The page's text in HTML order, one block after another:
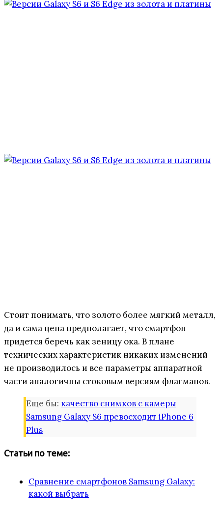
Стоит понимать, что золото более мягкий металл,
да и сама цена предполагает, что смартфон
придется беречь как зеницу ока. В плане
технических характеристик никаких изменений
не производилось и все параметры аппаратной
части аналогичны стоковым версиям флагманов.
Еще бы: качество снимков с камеры
Samsung Galaxy S6 превосходит iPhone 6
Plus
Статьи по теме:
Сравнение смартфонов Samsung Galaxy:
какой выбрать